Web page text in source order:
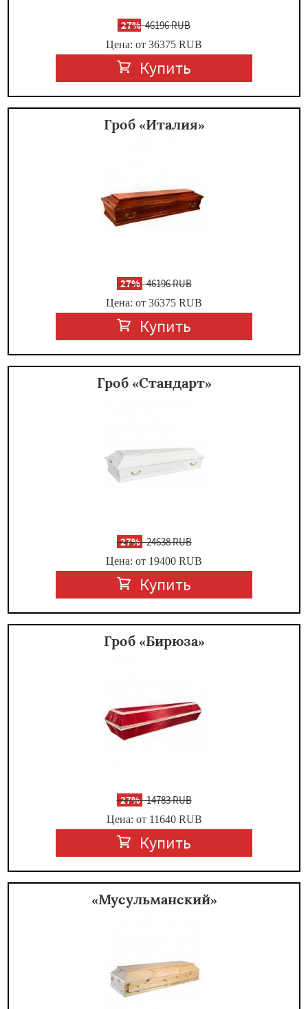
-27%46196 RUB
Цена: от 36375 RUB
Купить
Гроб «Италия»
-27%46196 RUB
Цена: от 36375 RUB
Купить
Гроб «Стандарт»
-27%24638 RUB
Цена: от 19400 RUB
Купить
Гроб «Бирюза»
-27%14783 RUB
Цена: от 11640 RUB
Купить
«Мусульманский»